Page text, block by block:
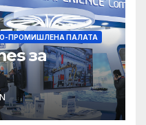
ПРОМИШЛЕНА ПАЛАТА
за
AI